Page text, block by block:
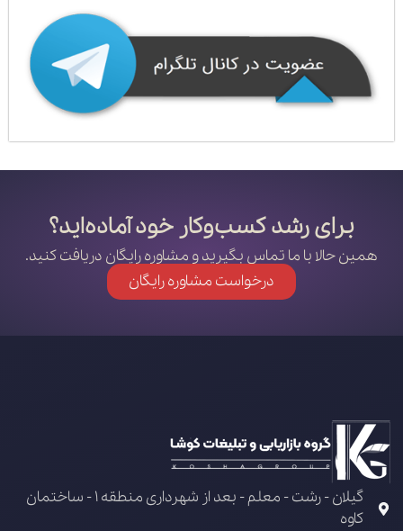
برای رشد کسب‌وکار خود آماده‌اید؟
همین حالا با ما تماس بگیرید و مشاوره رایگان دریافت کنید.
درخواست مشاوره رایگان
گیلان - رشت - معلم - بعد از شهرداری منطقه 1 - ساختمان
کاوه